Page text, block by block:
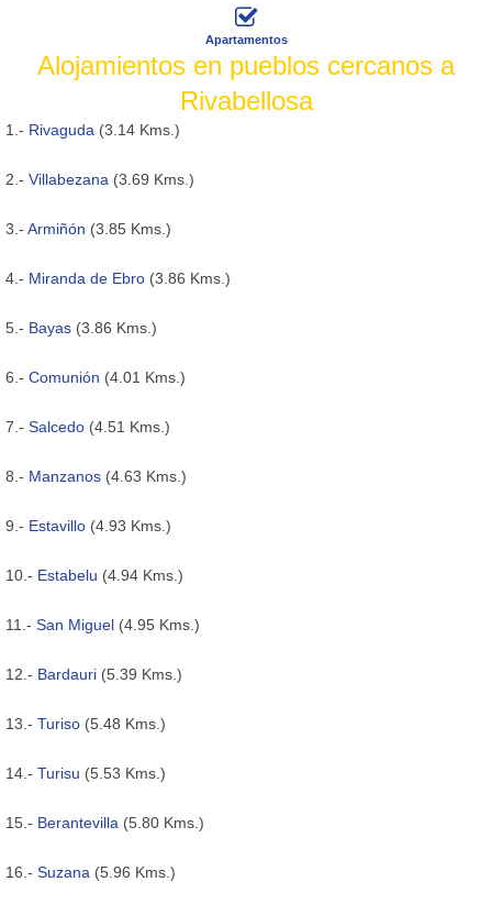
Apartamentos
Alojamientos en pueblos cercanos a
Rivabellosa
1.- Rivaguda (3.14 Kms.)
2.- Villabezana (3.69 Kms.)
3.- Armiñón (3.85 Kms.)
4.- Miranda de Ebro (3.86 Kms.)
5.- Bayas (3.86 Kms.)
6.- Comunión (4.01 Kms.)
7.- Salcedo (4.51 Kms.)
8.- Manzanos (4.63 Kms.)
9.- Estavillo (4.93 Kms.)
10.- Estabelu (4.94 Kms.)
11.- San Miguel (4.95 Kms.)
12.- Bardauri (5.39 Kms.)
13.- Turiso (5.48 Kms.)
14.- Turisu (5.53 Kms.)
15.- Berantevilla (5.80 Kms.)
16.- Suzana (5.96 Kms.)